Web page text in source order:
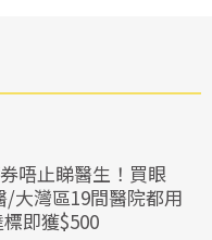
唔止睇醫生！買眼
/大灣區19間醫院都用
即獲$500